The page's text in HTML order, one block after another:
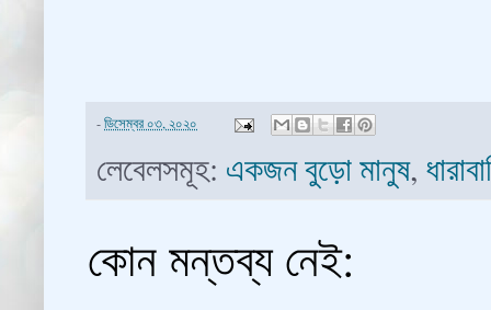
-ডিসেম্বর ০৩, ২০২০
লেবেলসমূহ: একজন বুড়ো মানুষ,
কোন মন্তব্য নেই: